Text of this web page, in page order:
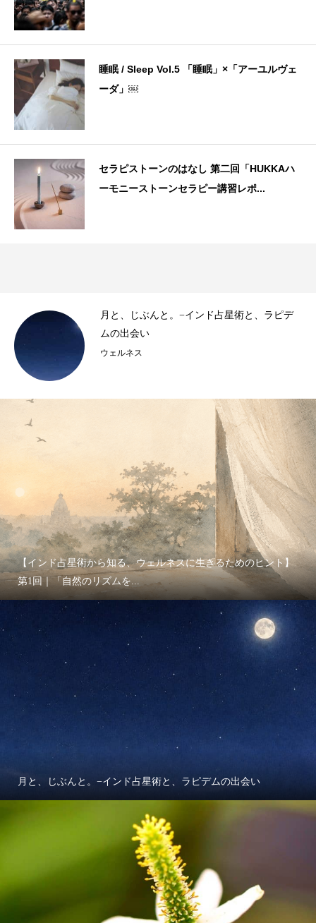
睡眠 / Sleep Vol.5 「睡眠」×「アーユルヴェ
ーダ」￼
セラピストーンのはなし 第二回「HUKKAハ
ーモニーストーンセラピー講習レポ...
月と、じぶんと。−インド占星術と、ラピデ
ムの出会い
ウェルネス
【インド占星術から知る、ウェルネスに生きるためのヒント】
第1回｜「自然のリズムを...
月と、じぶんと。−インド占星術と、ラピデムの出会い